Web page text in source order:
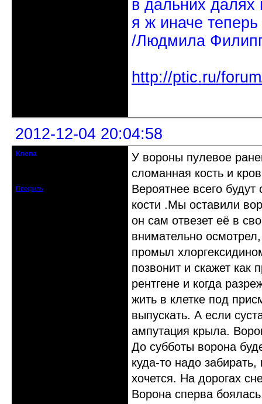
в дальних
я ж иначе
/Людмила
http://ptic.ru/
2012-12-04 20:04:58
Клепа
Профиль
У вороны пулевое
сломанная кость и
Вероятнее всего
кости .Мы оставили
он сам отвезет её в
внимательно
промыл
позвонит и скажет как
рентгене и когда
жить в клетке под
выпускать. А если
ампутация крыла.
До субботы ворона
куда-то надо
хочется. На дорогах
Ворона сперва